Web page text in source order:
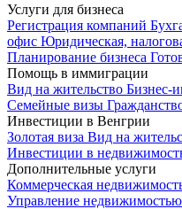
Услуги для бизнеса
Регистрация компаний
офис Юридическая,
Планирование бизнеса
Помощь в иммиграции
Вид на жительство Бизнес-
Семейные визы
Инвестиции в Венгрии
Золотая виза Вид на
Инвестиции в
Дополнительные услуги
Коммерческая
Управление недвижимостью